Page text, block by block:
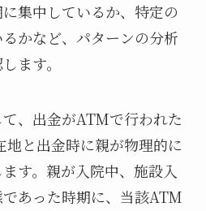
集中しているか、特定の
かなど、パターンの分析
ます。
、出金がATMで行われた
と出金時に親が物理的に
す。親が入院中、施設入
あった時期に、当該ATM